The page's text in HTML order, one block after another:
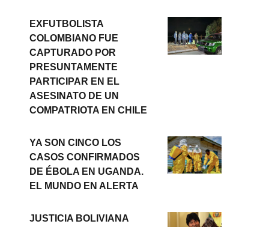
EXFUTBOLISTA
COLOMBIANO FUE
CAPTURADO POR
PRESUNTAMENTE
PARTICIPAR EN EL
ASESINATO DE UN
COMPATRIOTA EN CHILE
YA SON CINCO LOS
CASOS CONFIRMADOS
DE ÉBOLA EN UGANDA.
EL MUNDO EN ALERTA
JUSTICIA BOLIVIANA